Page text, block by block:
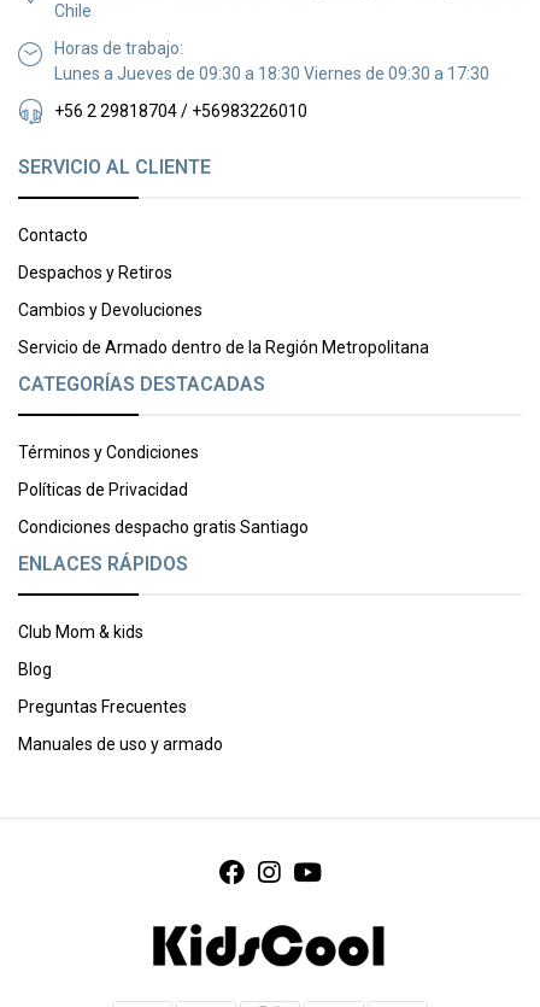
Chile
Horas de trabajo:
Lunes a Jueves de 09:30 a 18:30 Viernes de 09:30 a 17:30
+56 2 29818704 / +56983226010
SERVICIO AL CLIENTE
Contacto
Despachos y Retiros
Cambios y Devoluciones
Servicio de Armado dentro de la Región Metropolitana
CATEGORÍAS DESTACADAS
Términos y Condiciones
Políticas de Privacidad
Condiciones despacho gratis Santiago
ENLACES RÁPIDOS
Club Mom & kids
Blog
Preguntas Frecuentes
Manuales de uso y armado